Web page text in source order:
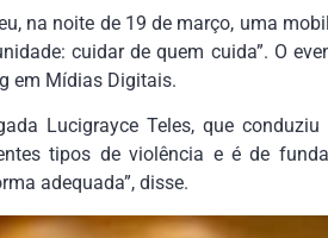
na noite de 19 de março, uma
cuidar de quem cuida”. O
em Mídias Digitais.
Lucigrayce Teles, que
tipos de violência e é de
adequada”, disse.